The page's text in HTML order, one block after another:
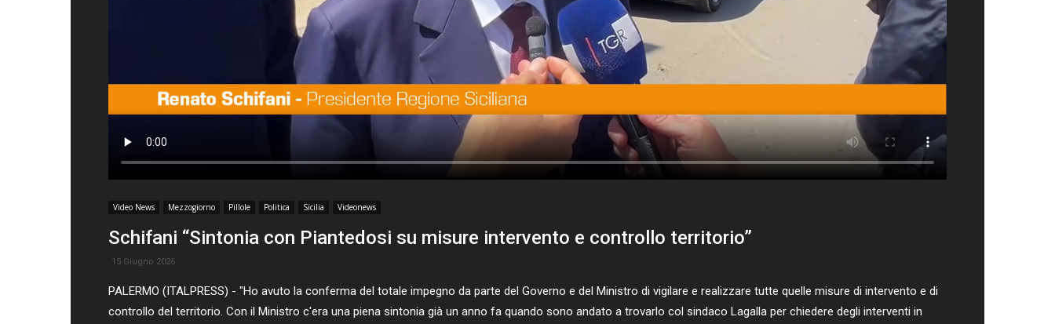
Video News Mezzogiorno Pillole Politica Sicilia Videonews
Schifani “Sintonia con Piantedosi su misure intervento e controllo territorio”
15 Giugno 2026
PALERMO (ITALPRESS) - "Ho avuto la conferma del totale impegno da parte del Governo e del Ministro di vigilare e realizzare tutte quelle misure di intervento e di
controllo del territorio. Con il Ministro c'era una piena sintonia già un anno fa quando sono andato a trovarlo col sindaco Lagalla per chiedere degli interventi in